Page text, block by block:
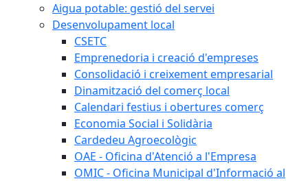
Aigua potable: gestió del servei
Desenvolupament local
CSETC
Emprenedoria i creació d'empreses
Consolidació i creixement empresarial
Dinamització del comerç local
Calendari festius i obertures comerç
Economia Social i Solidària
Cardedeu Agroecològic
OAE - Oficina d'Atenció a l'Empresa
OMIC - Oficina Municipal d'Informació al